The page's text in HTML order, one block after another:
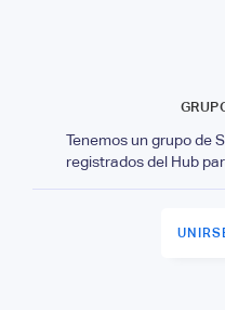
Tenemos un grupo de
registrados del Hub